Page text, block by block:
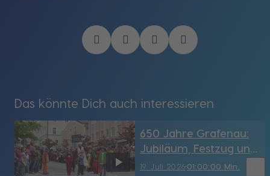
Das könnte Dich auch interessieren
19. Juli 202601:00:00 Min.
650 Jahre Grafenau:
Jubiläum, Festzug und
Zukunft